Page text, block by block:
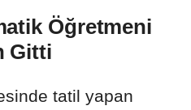
Öğretmeni
Gitti
tatil yapan